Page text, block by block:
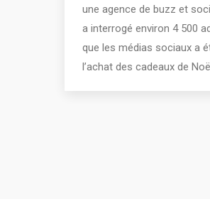
une agence de buzz et
a interrogé environ 4 500
que les médias sociaux a
l’achat des cadeaux de